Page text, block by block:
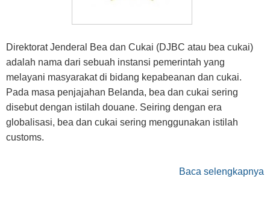
Direktorat Jenderal Bea dan Cukai (DJBC atau bea cukai)
adalah nama dari sebuah instansi pemerintah yang
melayani masyarakat di bidang kepabeanan dan cukai.
Pada masa penjajahan Belanda, bea dan cukai sering
disebut dengan istilah douane. Seiring dengan era
globalisasi, bea dan cukai sering menggunakan istilah
customs.
Baca selengkapnya